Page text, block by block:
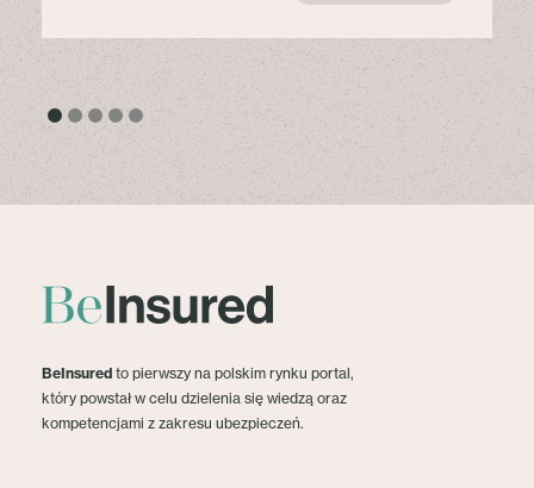
BeInsured to pierwszy na polskim rynku portal,
który powstał w celu dzielenia się wiedzą oraz
kompetencjami z zakresu ubezpieczeń.